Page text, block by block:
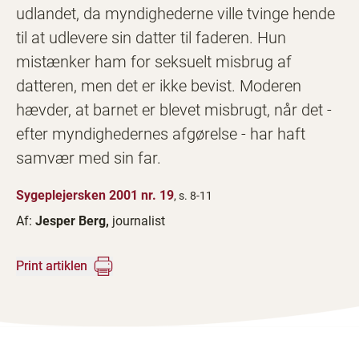
udlandet, da myndighederne ville tvinge hende
til at udlevere sin datter til faderen. Hun
mistænker ham for seksuelt misbrug af
datteren, men det er ikke bevist. Moderen
hævder, at barnet er blevet misbrugt, når det -
efter myndighedernes afgørelse - har haft
samvær med sin far.
Sygeplejersken 2001 nr. 19, s. 8-11
Af: Jesper Berg, journalist
Print artiklen